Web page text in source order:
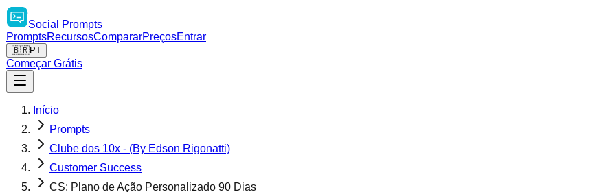
Social
Prompts
PromptsRecursosCompararPreçosEntrar
🇧🇷PT
Começar Grátis
Início
Prompts
Clube dos 10x - (By Edson Rigonatti)
Customer Success
CS: Plano de Ação Personalizado 90 Dias